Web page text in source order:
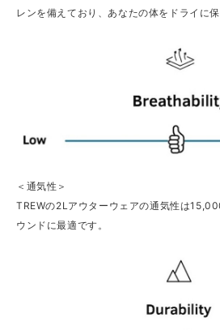
レンを備えており、あなたの体をドライに保
＜通気性＞
TREWの2Lアウターウェアの通気性は
ウンドに最適です。